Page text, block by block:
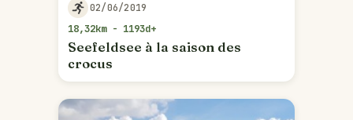
02/06/2019
18,32km - 1193d+
Seefeldsee à la saison des
crocus